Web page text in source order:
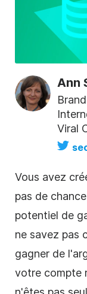
Ann
Viral
Vous avez
pas de
potentiel de
ne savez pas
gagner de
votre compte